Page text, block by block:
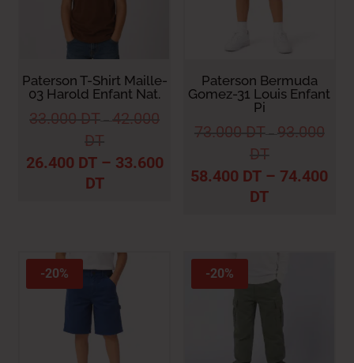
Paterson T-Shirt Maille-
03 Harold Enfant Nat.
33.000 DT
42.000
DT
26.400 DT– 33.600
DT
Paterson Bermuda
Gomez-31 Louis Enfant
Pi
73.000 DT
93.000
DT
58.400 DT – 74.400
DT
-20% -20%